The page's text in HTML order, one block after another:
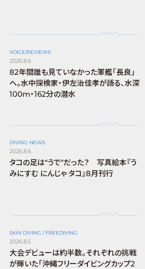
VOICE/REVIEWS
2026.8.6
82年間誰も見ていなかった軍艦「長良」
へ。水中探検家・伊左治佳孝が語る、水深
100m・162分の潜水
DIVING NEWS
2026.8.6
タコの足は“うで”だった？ 写真絵本『う
みにすむ にんじゃ タコ』8月刊行
SKIN DIVING / FREEDIVING
2026.8.5
大会デビューは約半数。それぞれの挑戦
が輝いた「沖縄フリーダイビングカップ2